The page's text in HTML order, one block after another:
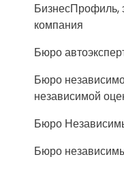
БизнесПрофиль,
компания
Бюро
Бюро
независимой
Бюро
Бюро